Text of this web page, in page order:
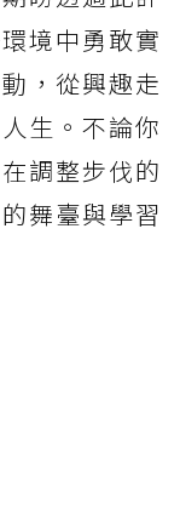
境中勇敢實
，從興趣走
生。不論你
調整步伐的
舞臺與學習